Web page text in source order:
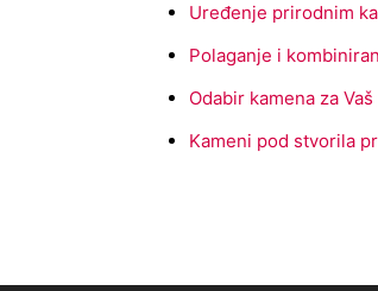
Uređenje prirodnim
Polaganje i
Odabir kamena za
Kameni pod stvorila